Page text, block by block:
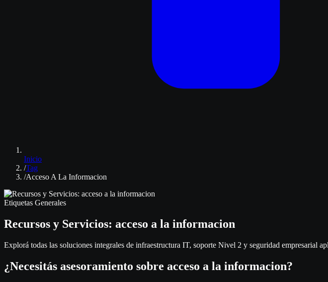
Inicio
/Tag
/Acceso A La Informacion
Etiquetas Generales
Recursos y Servicios: acceso a la informacion
Explorá todas las soluciones integrales de infraestructura IT, soporte Nivel 2 y seguridad empresarial
¿Necesitás asesoramiento sobre acceso a la informacion?